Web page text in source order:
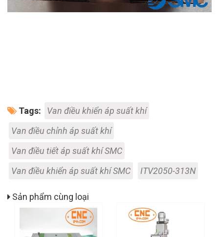
Tags:
Van điều khiển áp suất khí
Van điều chỉnh áp suất khí
Van điều tiết áp suất khí SMC
Van điều khiển áp suất khí SMC
ITV2050-313N
Sản phẩm cùng loại